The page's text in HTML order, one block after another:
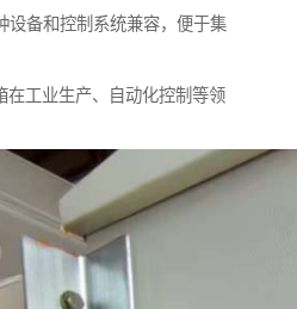
设备和控制系统兼容，便于集
在工业生产、自动化控制等领